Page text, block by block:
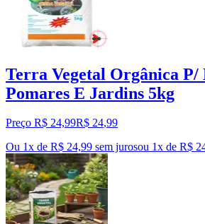
Terra Vegetal Orgânica P/
Pomares E Jardins 5kg
Preço R$ 24,99R$ 24,99
Ou 1x de R$ 24,99 sem jurosou 1x de R$